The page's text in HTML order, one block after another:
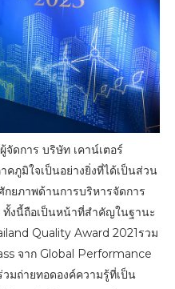
ดการ บริษัท เคาน์เตอร์
คภูมิใจเป็นอย่างยิ่งที่ได้เป็นส่วน
ยภาพด้านการบริหารจัดการ
งนี้ถือเป็นหน้าที่สำคัญในฐานะ
Quality Award 2021รวม
จาก Global Performance
มถ่ายทอดองค์ความรู้ที่เป็น